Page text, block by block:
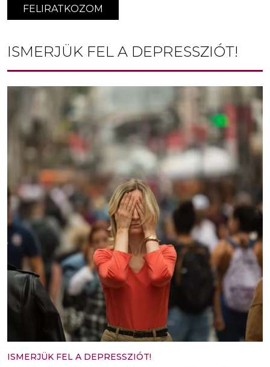
FELIRATKOZOM
ISMERJÜK FEL A DEPRESSZIÓT!
ISMERJÜK FEL A DEPRESSZIÓT!